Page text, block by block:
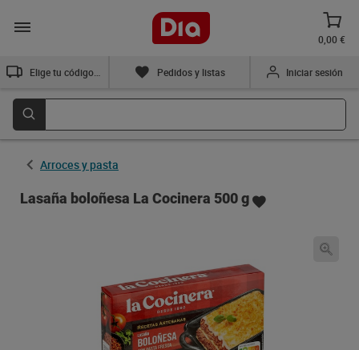
0,00 €
Pedidos y listas Iniciar sesión
Arroces y pasta
Lasaña boloñesa La Cocinera 500 g